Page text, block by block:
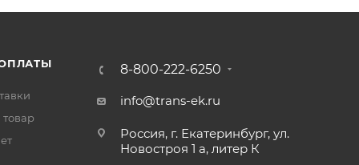
товар
8-800-222-6250
info@trans-ek.ru
Россия, г. Екатеринбург, ул.
Новостроя 1 а, литер К